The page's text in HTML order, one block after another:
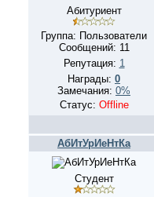
Абитуриент
Группа: Пользователи
Сообщений: 11
Репутация: 1
Награды: 0
Замечания: 0%
Статус: Offline
АбИтУрИеНтКа
Студент